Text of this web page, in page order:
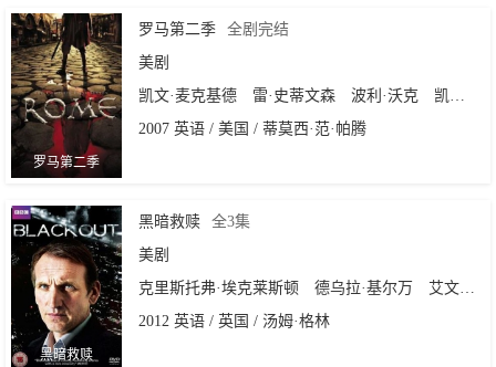
罗马第二季
罗马第二季
全剧完结
美剧
凯文·麦克基德
雷·史蒂文森 波利·沃克
凯瑞·康顿
2007 英语 / 美国 / 蒂莫西·范·帕腾
黑暗救赎
黑暗救赎
全3集
美剧
克里斯托弗·埃克莱斯顿
德乌拉·基尔万
艾文·布莱纳
2012 英语 / 英国 / 汤姆·格林